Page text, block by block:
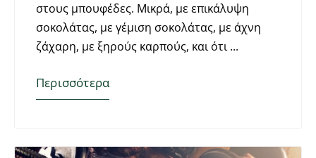
στους μπουφέδες. Μικρά, με επικάλυψη
σοκολάτας, με γέμιση σοκολάτας, με άχνη
ζάχαρη, με ξηρούς καρπούς, και ότι
Περισσότερα